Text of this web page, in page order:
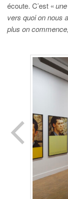
écoute. C’est «
vers quoi on nous
plus on